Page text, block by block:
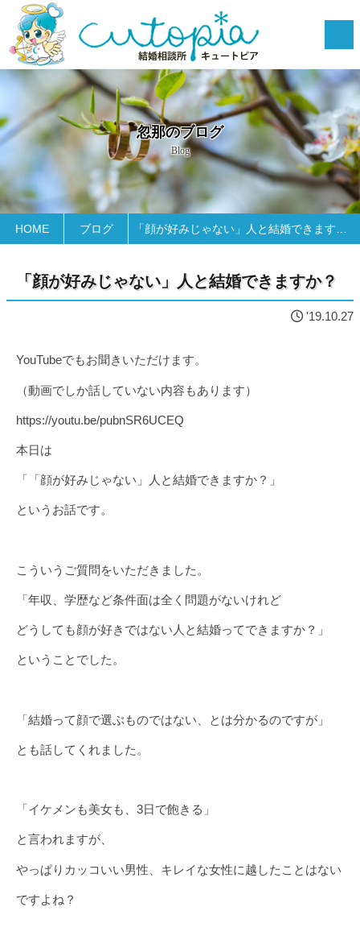
忽那のブログ
Blog
HOME ブログ
「顔が好みじゃない」人と結婚できますか？
'19.10.27
YouTubeでもお聞きいただけます。
（動画でしか話していない内容もあります）
https://youtu.be/pubnSR6UCEQ
本日は
「「顔が好みじゃない」人と結婚できますか？」
というお話です。
こういうご質問をいただきました。
「年収、学歴など条件面は全く問題がないけれど
どうしても顔が好きではない人と結婚ってできますか？」
ということでした。
「結婚って顔で選ぶものではない、とは分かるのですが」
とも話してくれました。
「イケメンも美女も、3日で飽きる」
と言われますが、
やっぱりカッコいい男性、キレイな女性に越したことはない
ですよね？